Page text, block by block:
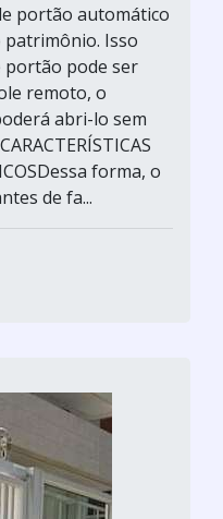
portão automático
patrimônio. Isso
portão pode ser
remoto, o
abri-lo sem
forma, o
de fa...